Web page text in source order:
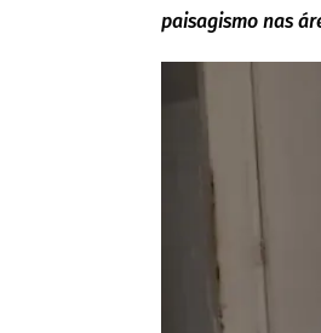
paisagismo nas